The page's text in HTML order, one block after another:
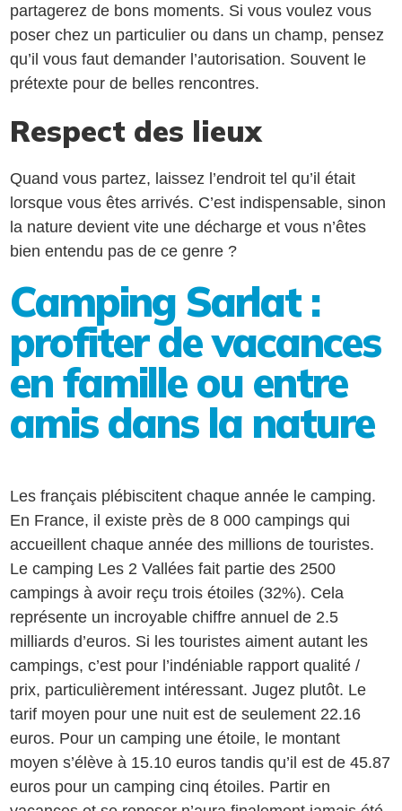
partagerez de bons moments. Si vous voulez vous
poser chez un particulier ou dans un champ, pensez
qu’il vous faut demander l’autorisation. Souvent le
prétexte pour de belles rencontres.
Respect des lieux
Quand vous partez, laissez l’endroit tel qu’il était
lorsque vous êtes arrivés. C’est indispensable, sinon
la nature devient vite une décharge et vous n’êtes
bien entendu pas de ce genre ?
Camping Sarlat :
profiter de vacances
en famille ou entre
amis dans la nature
Les français plébiscitent chaque année le camping.
En France, il existe près de 8 000 campings qui
accueillent chaque année des millions de touristes.
Le camping Les 2 Vallées fait partie des 2500
campings à avoir reçu trois étoiles (32%). Cela
représente un incroyable chiffre annuel de 2.5
milliards d’euros. Si les touristes aiment autant les
campings, c’est pour l’indéniable rapport qualité /
prix, particulièrement intéressant. Jugez plutôt. Le
tarif moyen pour une nuit est de seulement 22.16
euros. Pour un camping une étoile, le montant
moyen s’élève à 15.10 euros tandis qu’il est de 45.87
euros pour un camping cinq étoiles. Partir en